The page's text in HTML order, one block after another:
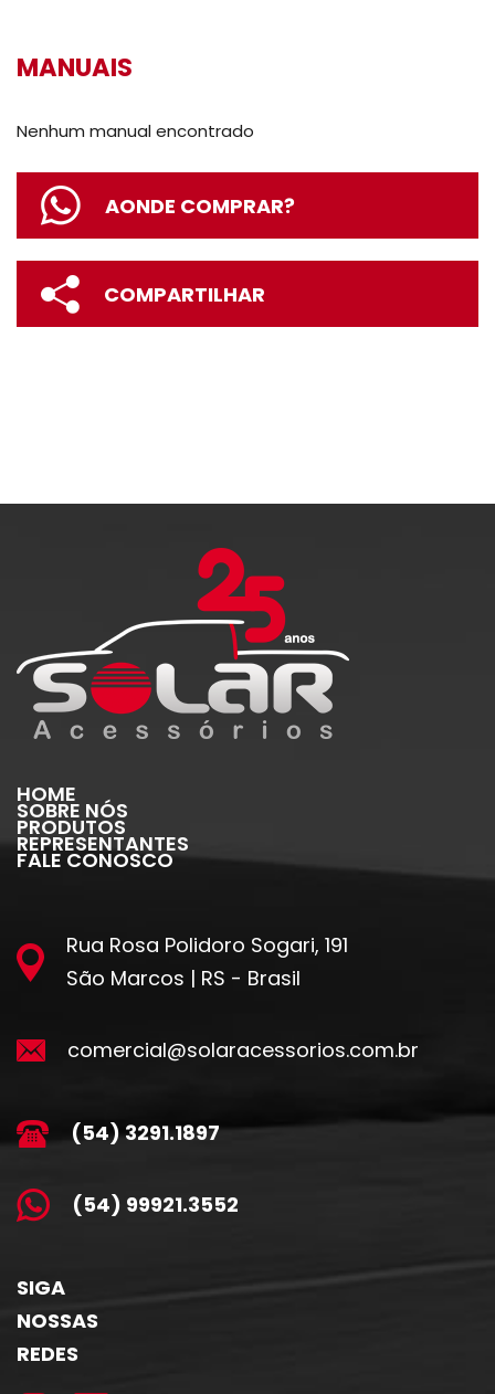
MANUAIS
Nenhum manual encontrado
AONDE COMPRAR?
COMPARTILHAR
HOME
SOBRE NÓS
PRODUTOS
REPRESENTANTES
FALE CONOSCO
Rua Rosa Polidoro Sogari, 191
São Marcos | RS - Brasil
comercial@solaracessorios.com.br
(54) 3291.1897
(54) 99921.3552
SIGA
NOSSAS
REDES